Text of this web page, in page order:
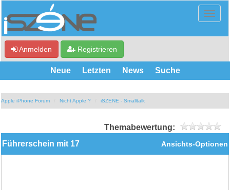
Anmelden Registrieren
Neue Letzten News Suche
Apple iPhone Forum Nicht Apple ? iSZENE - Smalltalk
Themabewertung:
Ansichts-Optionen
Führerschein mit 17